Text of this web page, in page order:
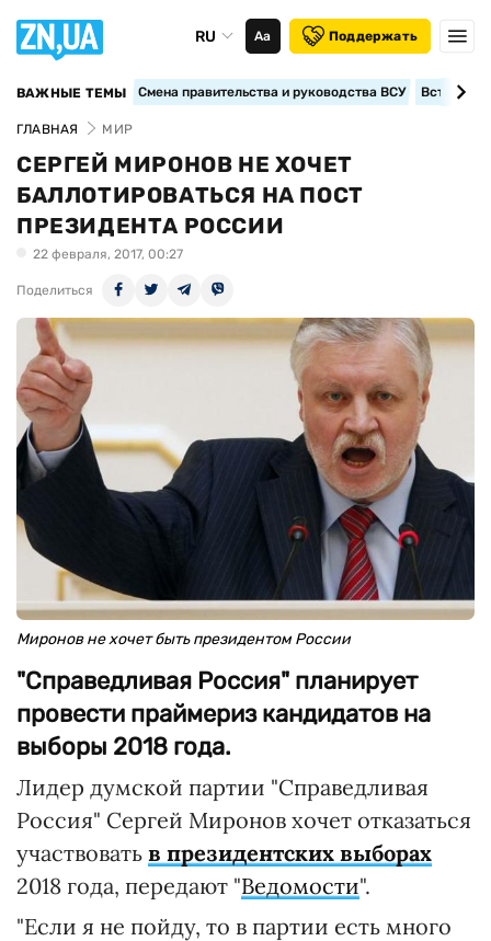
RU Аа Поддержать
ВАЖНЫЕ ТЕМЫ Смена правительства и руководства ВСУ
ГЛАВНАЯ МИР
СЕРГЕЙ МИРОНОВ НЕ ХОЧЕТ
БАЛЛОТИРОВАТЬСЯ НА ПОСТ
ПРЕЗИДЕНТА РОССИИ
22 февраля, 2017, 00:27
Поделиться
Миронов не хочет быть президентом России
"Справедливая Россия" планирует
провести праймериз кандидатов на
выборы 2018 года.
Лидер думской партии "Справедливая
Россия" Сергей Миронов хочет отказаться
участвовать в президентских выборах
2018 года, передают "Ведомости".
"Если я не пойду, то в партии есть много